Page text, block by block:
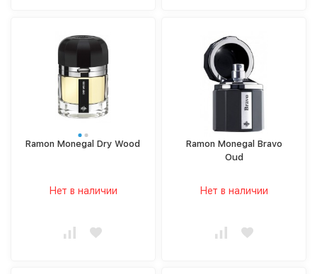
Ramon Monegal Dry Wood
Нет в наличии
Ramon Monegal Bravo
Oud
Нет в наличии